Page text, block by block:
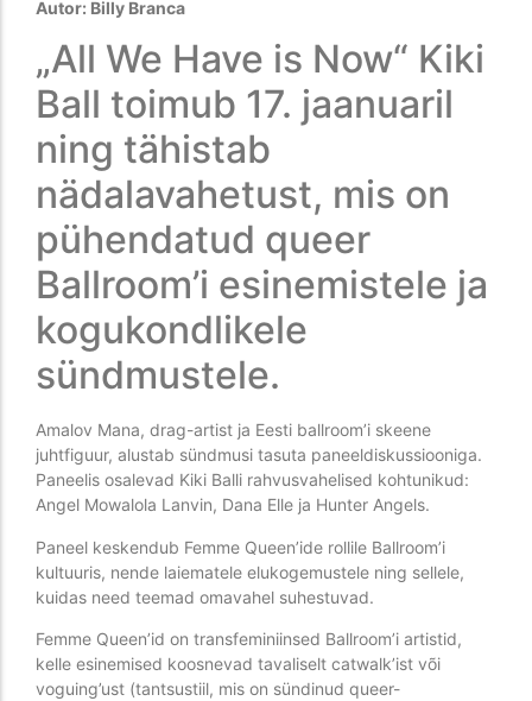
Autor: Billy Branca
„All We Have is Now“ Kiki
Ball toimub 17. jaanuaril
ning tähistab
nädalavahetust, mis on
pühendatud queer
Ballroom’i esinemistele ja
kogukondlikele
sündmustele.
Amalov Mana, drag-artist ja Eesti ballroom’i skeene
juhtfiguur, alustab sündmusi tasuta paneeldiskussiooniga.
Paneelis osalevad Kiki Balli rahvusvahelised kohtunikud:
Angel Mowalola Lanvin, Dana Elle ja Hunter Angels.
Paneel keskendub Femme Queen’ide rollile Ballroom’i
kultuuris, nende laiematele elukogemustele ning sellele,
kuidas need teemad omavahel suhestuvad.
Femme Queen’id on transfeminiinsed Ballroom’i artistid,
kelle esinemised koosnevad tavaliselt catwalk’ist või
voguing’ust (tantsustiil, mis on sündinud queer-